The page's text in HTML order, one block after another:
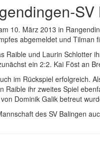
10. März 2013 in
abgemeldet und Tilman
Raible und Laurin Schlotter
ein 2:2. Kai Föst an
im Rückspiel erfolgreich.
Raible ihr zweites Spiel
Dominik Galik betreut
des SV Balingen